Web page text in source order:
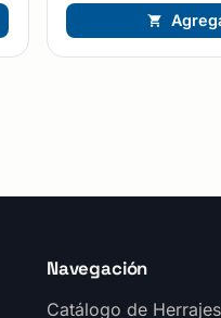
Navegación
Catálogo de Herrajes